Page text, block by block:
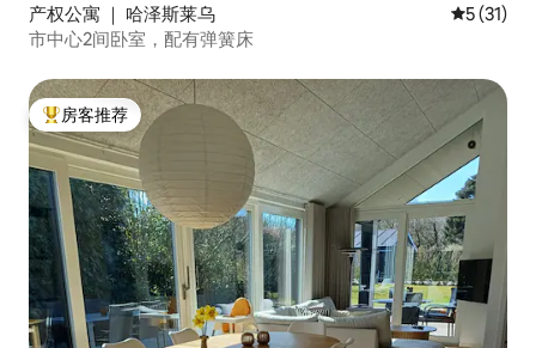
产权公寓 ｜ 哈泽斯莱乌 平均评分
5 (31)
市中心2间卧室，配有弹簧床
热门「房客推荐」
房客推荐